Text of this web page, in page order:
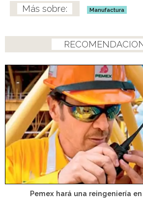
Manufactura
Pemex hará una reingeniería